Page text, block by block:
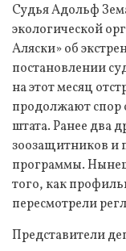
Судья Адольф
экологической
Аляски» об
постановлении
на этот месяц
продолжают спор
штата. Ранее два
зоозащитников и
программы.
того, как
пересмотрели
Представители